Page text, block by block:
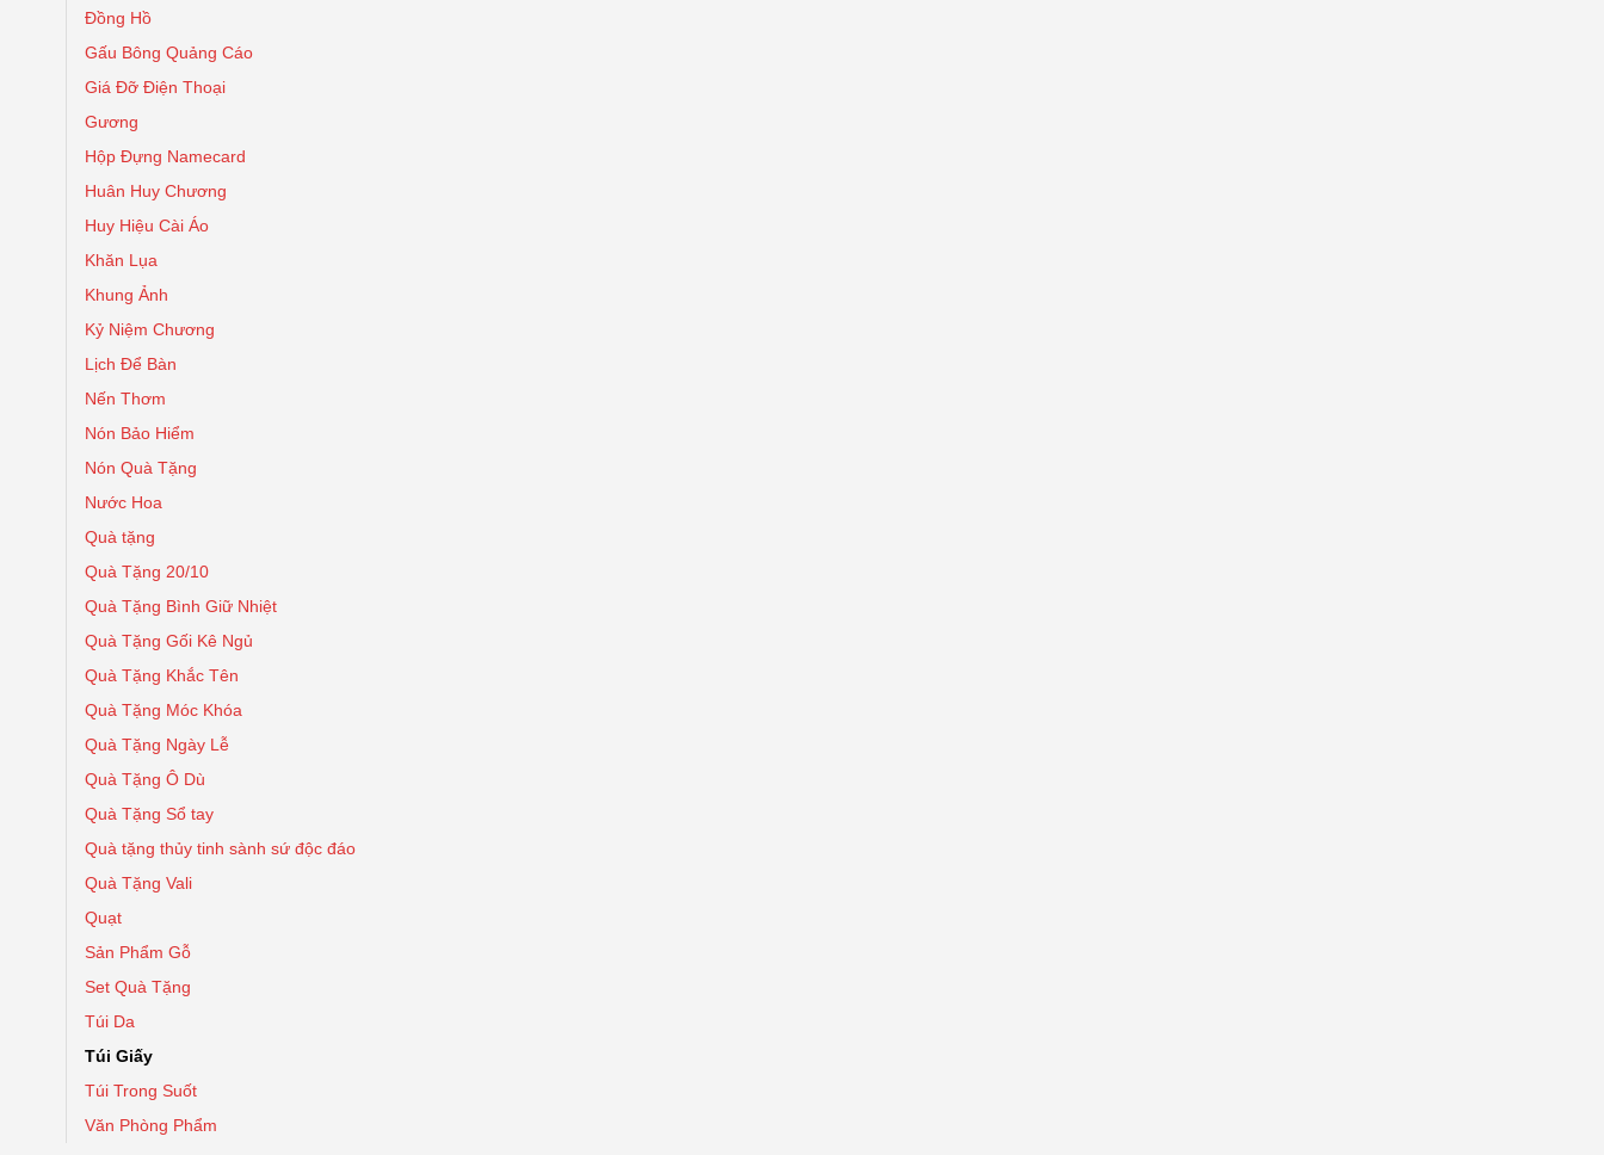
Đồng Hồ
Gấu Bông Quảng Cáo
Giá Đỡ Điện Thoại
Gương
Hộp Đựng Namecard
Huân Huy Chương
Huy Hiệu Cài Áo
Khăn Lụa
Khung Ảnh
Kỷ Niệm Chương
Lịch Để Bàn
Nến Thơm
Nón Bảo Hiểm
Nón Quà Tặng
Nước Hoa
Quà tặng
Quà Tặng 20/10
Quà Tặng Bình Giữ Nhiệt
Quà Tặng Gối Kê Ngủ
Quà Tặng Khắc Tên
Quà Tặng Móc Khóa
Quà Tặng Ngày Lễ
Quà Tặng Ô Dù
Quà Tặng Sổ tay
Quà tặng thủy tinh sành sứ độc đáo
Quà Tặng Vali
Quạt
Sản Phẩm Gỗ
Set Quà Tặng
Túi Da
Túi Giấy
Túi Trong Suốt
Văn Phòng Phẩm